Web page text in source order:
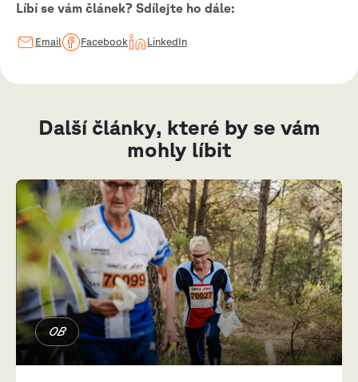
Líbí se vám článek? Sdílejte ho dále:
Email Facebook LinkedIn
Další články, které by se vám
mohly líbit
OB